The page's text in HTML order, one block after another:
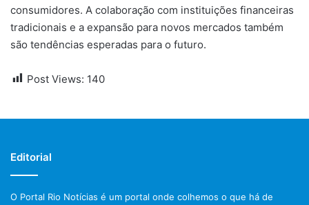
consumidores. A colaboração com instituições financeiras
tradicionais e a expansão para novos mercados também
são tendências esperadas para o futuro.
Post Views: 140
Editorial
O Portal Rio Notícias é um portal onde colhemos o que há de